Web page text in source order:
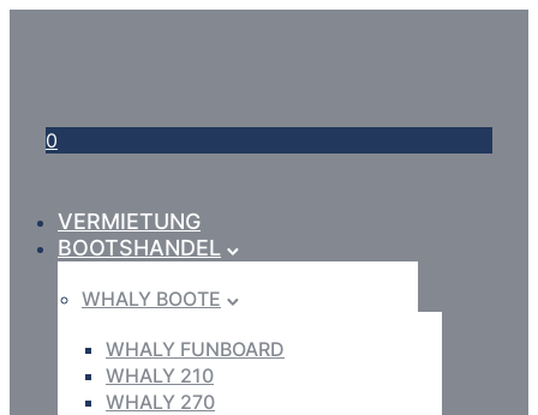
0
VERMIETUNG
BOOTSHANDEL
WHALY BOOTE
WHALY FUNBOARD
WHALY 210
WHALY 270